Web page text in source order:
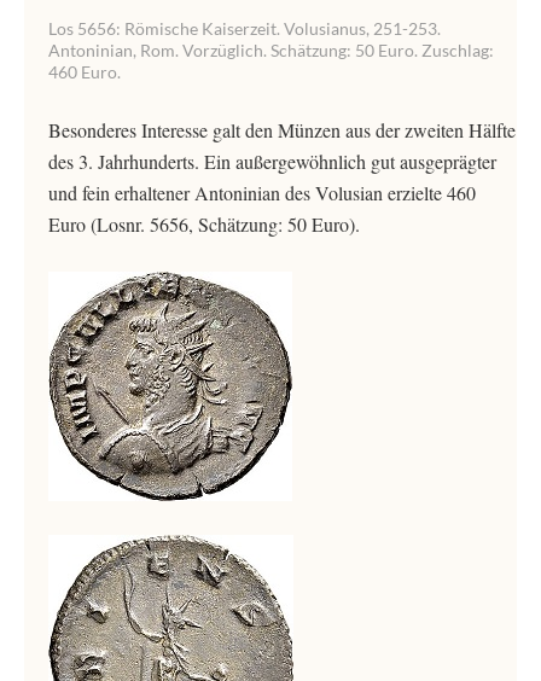
Los 5656: Römische Kaiserzeit. Volusianus, 251-253.
Antoninian, Rom. Vorzüglich. Schätzung: 50 Euro. Zuschlag:
460 Euro.
Besonderes Interesse galt den Münzen aus der zweiten Hälfte
des 3. Jahrhunderts. Ein außergewöhnlich gut ausgeprägter
und fein erhaltener Antoninian des Volusian erzielte 460
Euro (Losnr. 5656, Schätzung: 50 Euro).